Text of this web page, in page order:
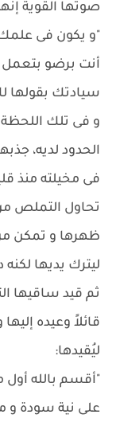
صوتها القوية
"و يكون فى علمك
أنت برضو بتعمل
سيادتك بقولها
و فى تلك
الحدود لديه،
فى مخيلته منذ
تحاول التملص
ظهرها و تمكن
ليترك يديها
ثم قيد ساقيها
قائلاً وعيده
ليُقيدها:
"أقسم بالله
على نية سودة و